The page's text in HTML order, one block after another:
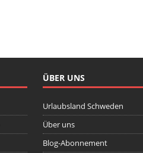
ÜBER UNS
Urlaubsland Schweden
Über uns
Blog-Abonnement